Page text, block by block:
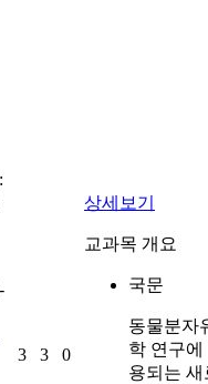
3 3 0
상세보기
교과목 개요
국문
동물분자
학 연구에
용되는 새